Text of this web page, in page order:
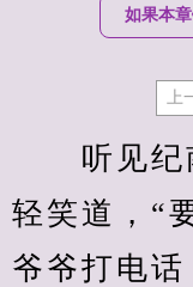
如果本
上
听见纪
轻笑道，“
爷爷打电